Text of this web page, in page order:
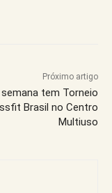
Próximo artigo
semana tem Torneio
Brasil no Centro
Multiuso